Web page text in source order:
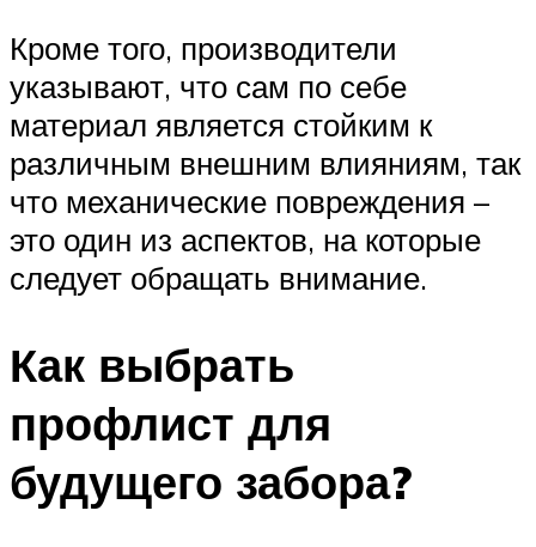
Кроме того, производители
указывают, что сам по себе
материал является стойким к
различным внешним влияниям, так
что механические повреждения –
это один из аспектов, на которые
следует обращать внимание.
Как выбрать
профлист для
будущего забора?